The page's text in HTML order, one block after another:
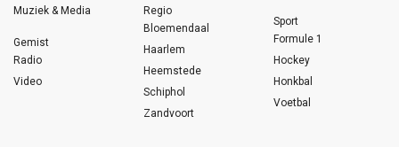
Muziek & Media
Gemist
Radio
Video
Regio
Bloemendaal
Haarlem
Heemstede
Schiphol
Zandvoort
Sport
Formule 1
Hockey
Honkbal
Voetbal